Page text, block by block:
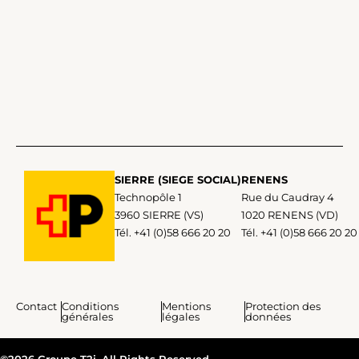
SIERRE (SIEGE SOCIAL)
Technopôle 1
3960 SIERRE (VS)
Tél. +41 (0)58 666 20 20
RENENS
Rue du Caudray 4
1020 RENENS (VD)
Tél. +41 (0)58 666 20 20
Contact Conditions
générales
Mentions
légales
Protection des
données